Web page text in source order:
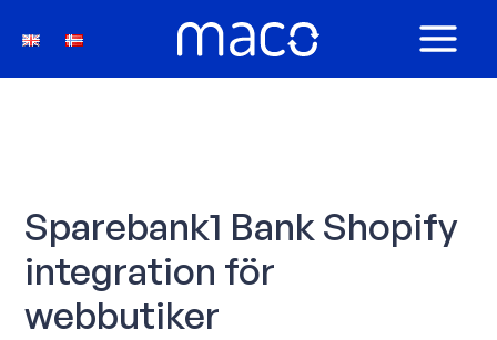
innehåll
MAIN
Sparebank1 Bank Shopify
integration för
webbutiker